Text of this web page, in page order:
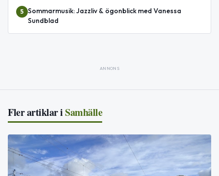
5 Sommarmusik: Jazzliv & ögonblick med Vanessa
Sundblad
ANNONS
Fler artiklar iSamhälle